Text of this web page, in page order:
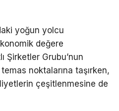
yoğun yolcu
değere
Şirketler Grubu’nun
noktalarına taşırken,
çeşitlenmesine de